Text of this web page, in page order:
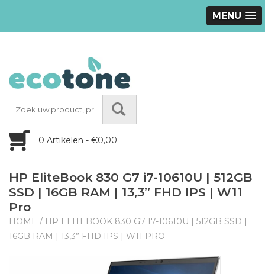
MENU
0 Artikelen - €0,00
HP EliteBook 830 G7 i7-10610U | 512GB
SSD | 16GB RAM | 13,3” FHD IPS | W11
Pro
HOME / HP ELITEBOOK 830 G7 I7-10610U | 512GB SSD |
16GB RAM | 13,3” FHD IPS | W11 PRO